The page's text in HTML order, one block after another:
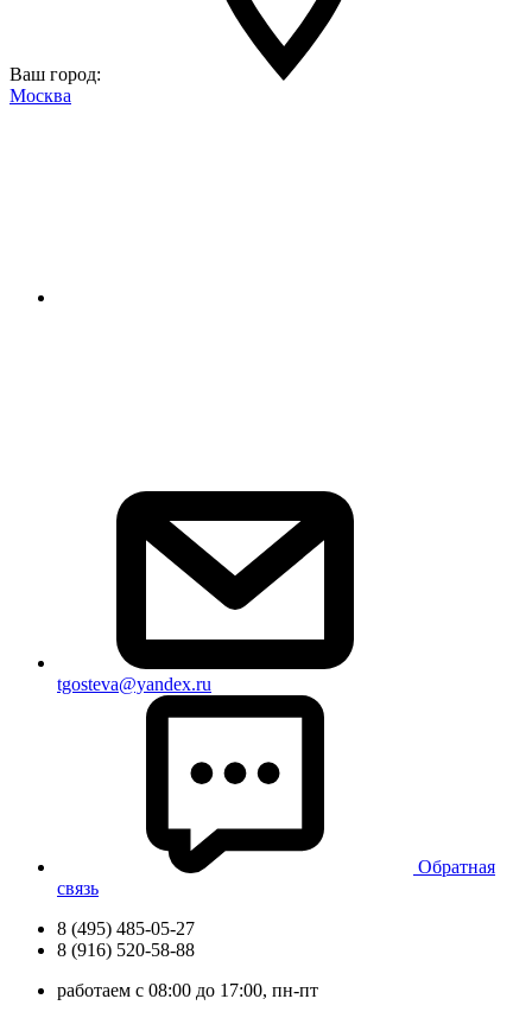
Ваш город:
Москва
tgosteva@yandex.ru
Обратная
связь
8 (495) 485-05-27
8 (916) 520-58-88
работаем с 08:00 до 17:00, пн-пт